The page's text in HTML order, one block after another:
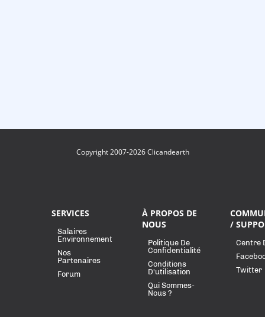
Copyright 2007-2026 Clicandearth
SERVICES
Salaires
Environnement
Nos
Partenaires
Forum
À PROPOS DE
NOUS
Politique De
Confidentialité
Conditions
D'utilisation
Qui Sommes-
Nous ?
/
Centre
Twitter